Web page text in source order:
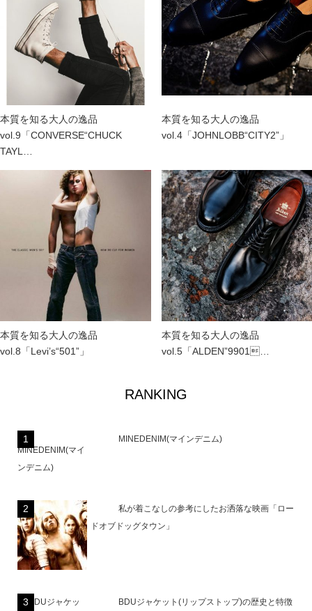
本質を知る大人の逸品
vol.9「CONVERSE“CHUCK
TAYL…
本質を知る大人の逸品
vol.4「JOHNLOBB“CITY2”」
本質を知る大人の逸品
vol.8「Levi’s“501”」
本質を知る大人の逸品
vol.5「ALDEN”9901…
RANKING
MINEDENIM(マインデニム)
私が着こなしの参考にしたお洒落な映画「ロー
ドオブドッグタウン」
BDUジャケット(リップストップ)の歴史と特徴